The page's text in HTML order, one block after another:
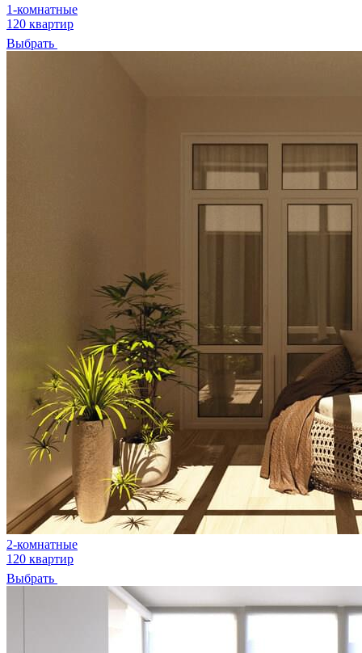
1-комнатные
120 квартир
Выбрать
2-комнатные
120 квартир
Выбрать